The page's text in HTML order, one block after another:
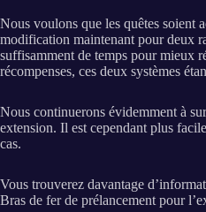
Nous voulons que les quêtes soient
modification maintenant pour deux
suffisamment de temps pour mieux
récompenses, ces deux systèmes
Nous continuerons évidemment à
extension. Il est cependant plus
cas.
Vous trouverez davantage
Bras de fer de prélancement pour